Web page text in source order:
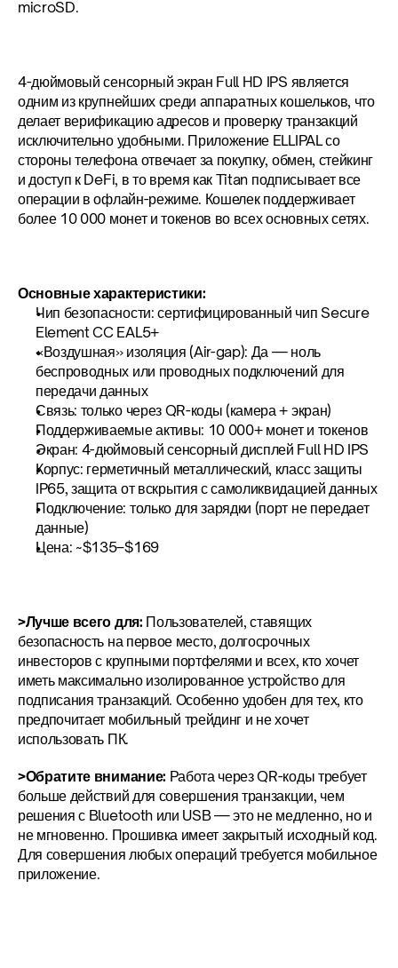
microSD.
4-дюймовый сенсорный экран Full HD IPS является
одним из крупнейших среди аппаратных кошельков, что
делает верификацию адресов и проверку транзакций
исключительно удобными. Приложение ELLIPAL со
стороны телефона отвечает за покупку, обмен, стейкинг
и доступ к DeFi, в то время как Titan подписывает все
операции в офлайн-режиме. Кошелек поддерживает
более 10 000 монет и токенов во всех основных сетях.
Основные характеристики:
Чип безопасности: сертифицированный чип Secure
Element CC EAL5+
«Воздушная» изоляция (Air-gap): Да — ноль
беспроводных или проводных подключений для
передачи данных
Связь: только через QR-коды (камера + экран)
Поддерживаемые активы: 10 000+ монет и токенов
Экран: 4-дюймовый сенсорный дисплей Full HD IPS
Корпус: герметичный металлический, класс защиты
IP65, защита от вскрытия с самоликвидацией данных
Подключение: только для зарядки (порт не передает
данные)
Цена: ~$135–$169
>Лучше всего для: Пользователей, ставящих
безопасность на первое место, долгосрочных
инвесторов с крупными портфелями и всех, кто хочет
иметь максимально изолированное устройство для
подписания транзакций. Особенно удобен для тех, кто
предпочитает мобильный трейдинг и не хочет
использовать ПК.
>Обратите внимание: Работа через QR-коды требует
больше действий для совершения транзакции, чем
решения с Bluetooth или USB — это не медленно, но и
не мгновенно. Прошивка имеет закрытый исходный код.
Для совершения любых операций требуется мобильное
приложение.